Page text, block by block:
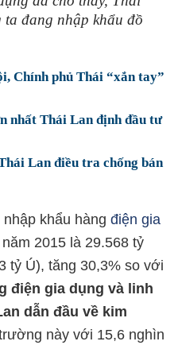
đang nhập khẩu đồ
Chính phủ Thái “xắn tay”
nhất Thái Lan định đầu tư
Lan điều tra chống bán
khẩu hàng điện gia
2015 là 29.568 tỷ
Ú), tăng 30,3% so với
điện gia dụng và linh
dẫn đầu về kim
này với 15,6 nghìn